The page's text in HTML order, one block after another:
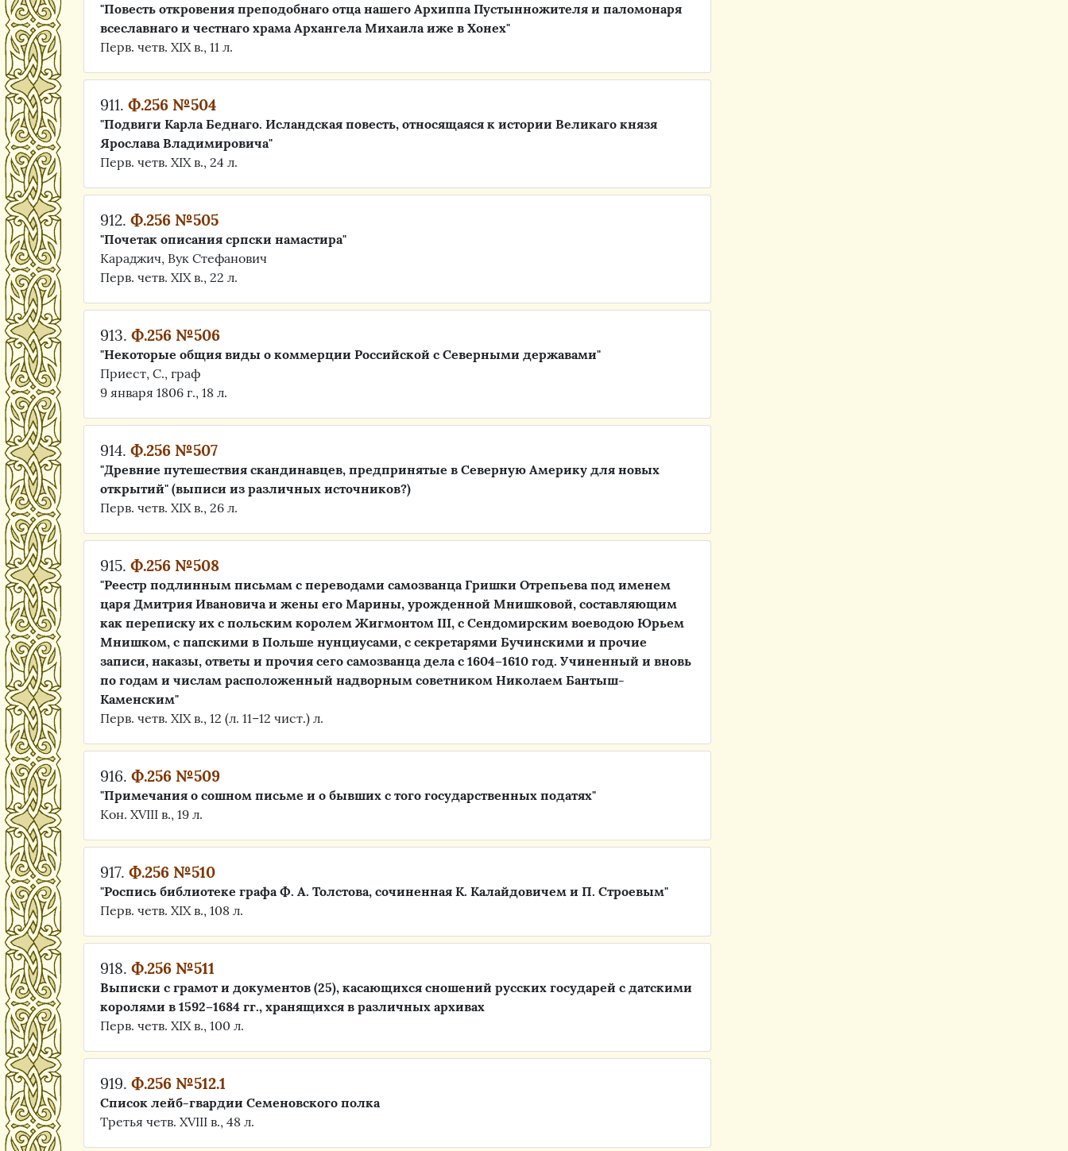
"Повесть откровения преподобнаго отца нашего Архиппа Пустынножителя и паломонаря
всеславнаго и честнаго храма Архангела Михаила иже в Хонех"
Перв. четв. XIX в., 11 л.
911. Ф.256 №504
"Подвиги Карла Беднаго. Исландская повесть, относящаяся к истории Великаго князя
Ярослава Владимировича"
Перв. четв. XIX в., 24 л.
912. Ф.256 №505
"Почетак описания српски намастира"
Караджич, Вук Стефанович
Перв. четв. XIX в., 22 л.
913. Ф.256 №506
"Некоторые общия виды о коммерции Российской с Северными державами"
Приест, С., граф
9 января 1806 г., 18 л.
914. Ф.256 №507
"Древние путешествия скандинавцев, предпринятые в Северную Америку для новых
открытий" (выписи из различных источников?)
Перв. четв. XIX в., 26 л.
915. Ф.256 №508
"Реестр подлинным письмам с переводами самозванца Гришки Отрепьева под именем
царя Дмитрия Ивановича и жены его Марины, урожденной Мнишковой, составляющим
как переписку их с польским королем Жигмонтом III, с Сендомирским воеводою Юрьем
Мнишком, с папскими в Польше нунциусами, с секретарями Бучинскими и прочие
записи, наказы, ответы и прочия сего самозванца дела с 1604–1610 год. Учиненный и вновь
по годам и числам расположенный надворным советником Николаем Бантыш-
Каменским"
Перв. четв. XIX в., 12 (л. 11–12 чист.) л.
916. Ф.256 №509
"Примечания о сошном письме и о бывших с того государственных податях"
Кон. XVIII в., 19 л.
917. Ф.256 №510
"Роспись библиотеке графа Ф. А. Толстова, сочиненная К. Калайдовичем и П. Строевым"
Перв. четв. XIX в., 108 л.
918. Ф.256 №511
Выписки с грамот и документов (25), касающихся сношений русских государей с датскими
королями в 1592–1684 гг., хранящихся в различных архивах
Перв. четв. XIX в., 100 л.
919. Ф.256 №512.1
Список лейб-гвардии Семеновского полка
Третья четв. XVIII в., 48 л.